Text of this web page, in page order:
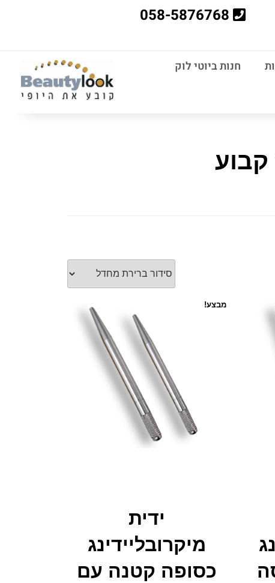
058-5876768
חנות ביוטי לוק
קבוע
מבצע!
ידית
מיקרובליידינג
כסופה קטנה עם